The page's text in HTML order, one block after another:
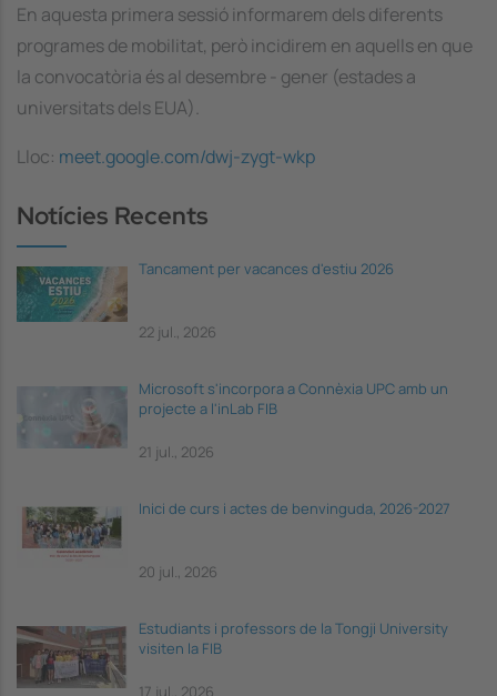
En aquesta primera sessió informarem dels diferents
programes de mobilitat, però incidirem en aquells en que
la convocatòria és al desembre - gener (estades a
universitats dels EUA).
Lloc: meet.google.com/dwj-zygt-wkp
Notícies Recents
Tancament per vacances d'estiu 2026
22 jul., 2026
Microsoft s'incorpora a Connèxia UPC amb un
projecte a l'inLab FIB
21 jul., 2026
Inici de curs i actes de benvinguda, 2026-2027
20 jul., 2026
Estudiants i professors de la Tongji University
visiten la FIB
17 jul., 2026